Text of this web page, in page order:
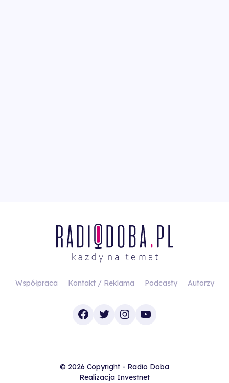
Współpraca Kontakt / Reklama Podcasty Autorzy
Facebook
TwitterInstagram
YouTube
© 2026 Copyright - Radio Doba
Realizacja Investnet